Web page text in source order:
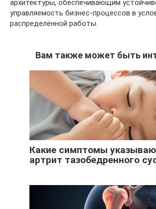
архитектуры, обеспечивающим
управляемость бизнес-процессов в
распределённой работы.
Вам также может быть
Какие симптомы
артрит тазобедренного